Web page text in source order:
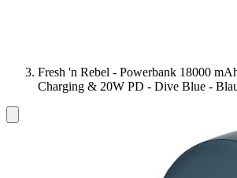
Fresh 'n Rebel - Powerbank 18000
Charging & 20W PD - Dive Blue -